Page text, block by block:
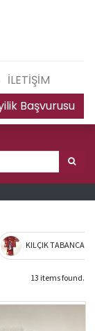
Başvurusu
İLETİŞİM
KILÇIK TABANCA
13 items found.